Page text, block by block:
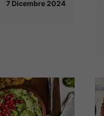
7 Dicembre 2024